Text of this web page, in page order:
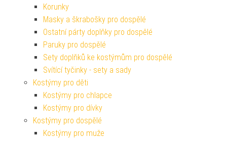
Korunky
Masky a škrabošky pro dospělé
Ostatní párty doplňky pro dospělé
Paruky pro dospělé
Sety doplňků ke kostýmům pro dospělé
Svítící tyčinky - sety a sady
Kostýmy pro děti
Kostýmy pro chlapce
Kostýmy pro dívky
Kostýmy pro dospělé
Kostýmy pro muže